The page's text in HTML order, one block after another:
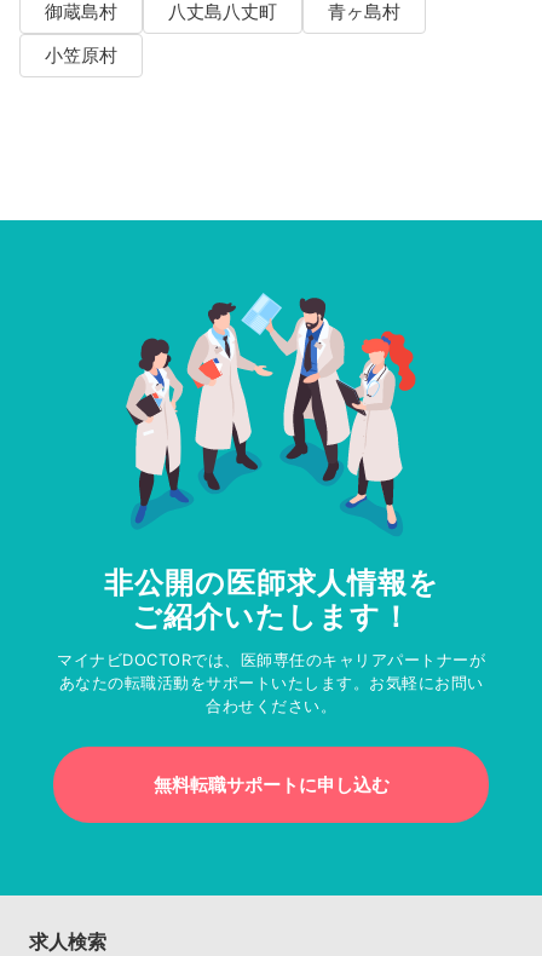
御蔵島村
八丈島八丈町
青ヶ島村
小笠原村
非公開の医師求人情報を
ご紹介いたします！
マイナビDOCTORでは、医師専任のキャリアパートナーが
あなたの転職活動をサポートいたします。お気軽にお問い
合わせください。
無料転職サポートに申し込む
求人検索